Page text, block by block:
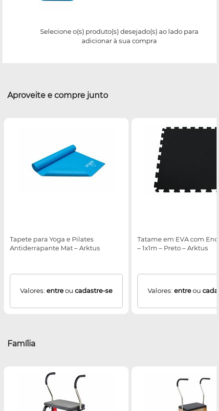
Selecione o(s) produto(s) desejado(s) ao lado para
adicionar à sua compra
Aproveite e compre junto
Tapete para Yoga e Pilates
Antiderrapante Mat – Arktus
Valores: entreou cadastre-se
Tatame em EVA com
– 1x1m – Preto – Arktus
Valores: entreou
Família